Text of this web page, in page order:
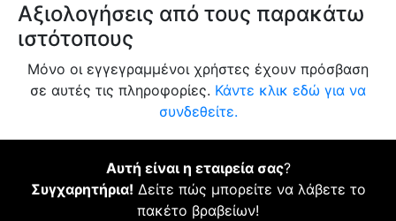
Αξιολογήσεις από τους παρακάτω
ιστότοπους
Μόνο οι εγγεγραμμένοι χρήστες έχουν πρόσβαση
σε αυτές τις πληροφορίες. Κάντε κλικ εδώ για να
συνδεθείτε.
Αυτή είναι η εταιρεία σας?
Συγχαρητήρια! Δείτε πώς μπορείτε να λάβετε το
πακέτο βραβείων!